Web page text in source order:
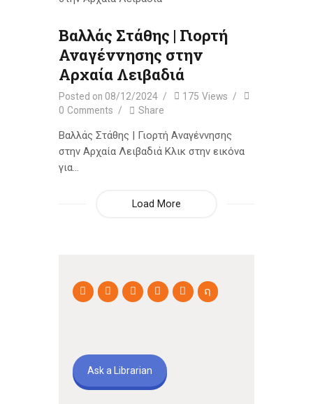
Βαλλάς Στάθης | Γιορτή
Αναγέννησης στην
Αρχαία Λειβαδιά
Posted on 08/12/2024 175 Views
0 Comments Share
Βαλλάς Στάθης | Γιορτή Αναγέννησης
στην Αρχαία Λειβαδιά Κλικ στην εικόνα
για…
Load More
Ask a Librarian